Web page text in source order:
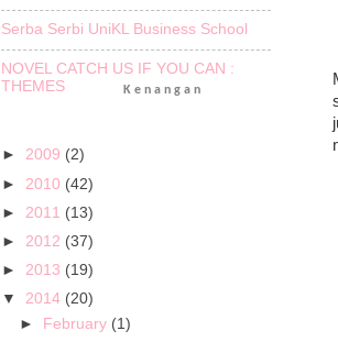
Serba Serbi UniKL Business School
NOVEL CATCH US IF YOU CAN :
THEMES
Kenangan
► 2009 (2)
► 2010 (42)
► 2011 (13)
► 2012 (37)
► 2013 (19)
▼ 2014 (20)
►
February (1)